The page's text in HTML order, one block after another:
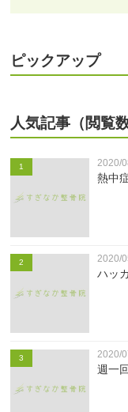
ピックアップ
人気記事（閲覧数
1 2020/
熱中
2 2020/
ハッ
3 2020/
週一